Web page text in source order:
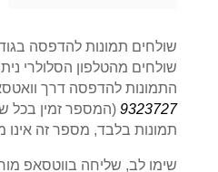
שולחים מהטלפון הסלולרי
התמונות להדפסה דרך
9323727(המספר זמין בכל
תמונות בלבד, מספר זה אינו
שימו לב, שליחה בווטסאפ